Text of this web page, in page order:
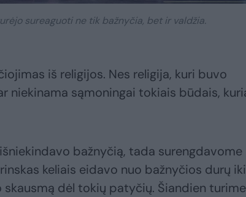
sureaguoti ne tik bažnyčia, bet ir valdžia.
iš religijos. Nes religija, kuri buvo
niekinama sąmoningai tokiais būdais,
bažnyčią, tada surengdavome
keliais eidavo nuo bažnyčios durų iki
dėl tokių patyčių. Šiandien turime